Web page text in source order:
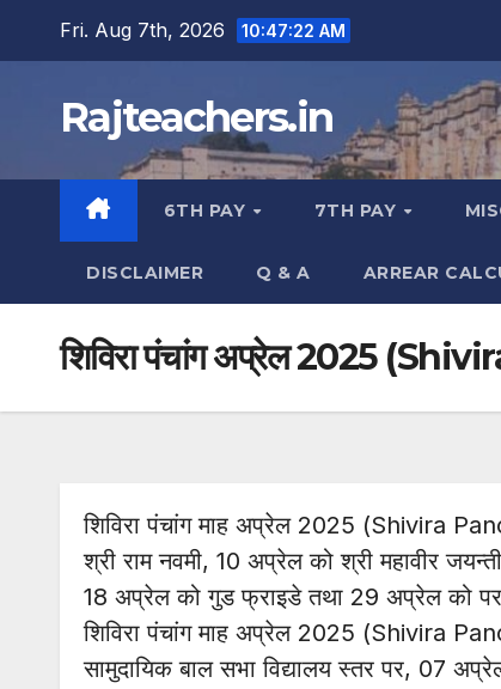
Fri. Aug 7th, 2026 10:47:23 AM
Rajteachers.in
6TH PAY 7TH PAY
DISCLAIMER Q & A ARREAR
शिविरा पंचांग अप्रेल 2025
शिविरा पंचांग माह अप्रेल 2025 (Shivira
श्री राम नवमी, 10 अप्रेल को श्री महावीर
18 अप्रेल को गुड फ्राइडे तथा 29 अप्रेल को
शिविरा पंचांग माह अप्रेल 2025 (Shivira
सामुदायिक बाल सभा विद्यालय स्तर पर, 07